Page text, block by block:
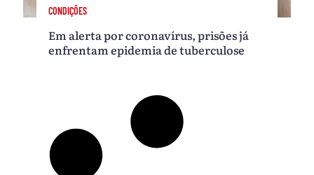
CONDIÇÕES
Em alerta por coronavírus, prisões já
enfrentam epidemia de tuberculose